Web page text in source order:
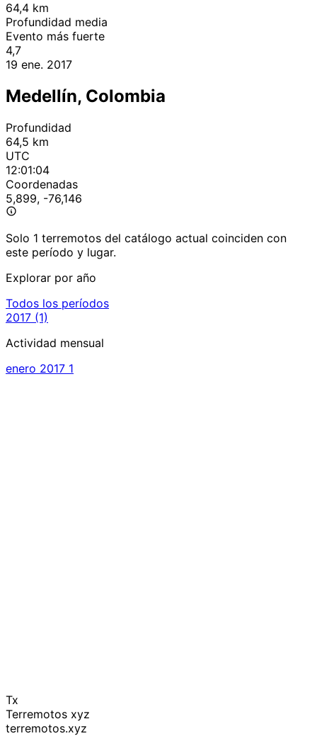
64,4 km
Profundidad media
Evento más fuerte
4,7
19 ene. 2017
Medellín, Colombia
Profundidad
64,5 km
UTC
12:01:04
Coordenadas
5,899, -76,146
Solo 1 terremotos del catálogo actual coinciden con
este período y lugar.
Explorar por año
Todos los períodos
2017 (1)
Actividad mensual
enero 2017 1
Tx
Terremotos xyz
terremotos.xyz